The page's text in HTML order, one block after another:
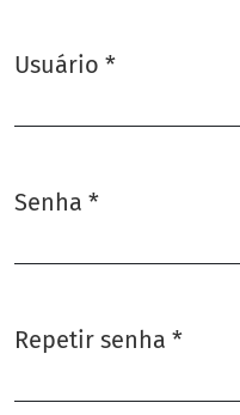
Usuário *
Senha *
Repetir senha *